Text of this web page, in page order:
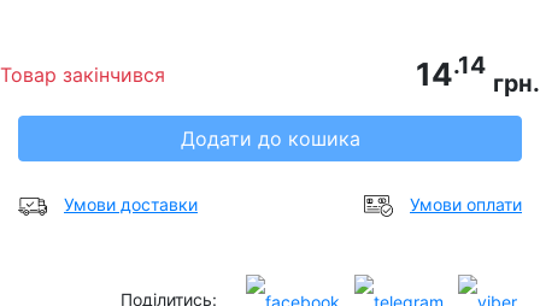
Товар закінчився 14.14
грн.
Додати до кошика
Умови доставки Умови оплати
Поділитись: